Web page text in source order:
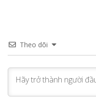
Theo dõi